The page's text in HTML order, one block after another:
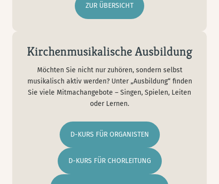
ZUR ÜBERSICHT
Kirchenmusikalische Ausbildung
Möchten Sie nicht nur zuhören, sondern selbst
musikalisch aktiv werden? Unter „Ausbildung“ finden
Sie viele Mitmachangebote – Singen, Spielen, Leiten
oder Lernen.
D-KURS FÜR ORGANISTEN
D-KURS FÜR CHORLEITUNG